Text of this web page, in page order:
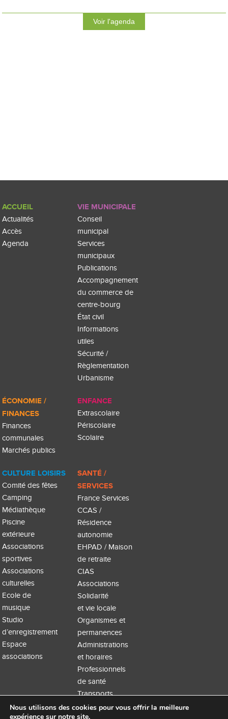
Voir l'agenda
ACCUEIL
Actualités
Accès
Agenda
VIE MUNICIPALE
Conseil
municipal
Services
municipaux
Publications
Accompagnement
du commerce de
centre-bourg
État civil
Informations
utiles
Sécurité /
Règlementation
Urbanisme
ÉCONOMIE /
FINANCES
Finances
communales
Marchés publics
ENFANCE
Extrascolaire
Périscolaire
Scolaire
CULTURE LOISIRS
Comité des fêtes
Camping
Médiathèque
Piscine
extérieure
Associations
sportives
Associations
culturelles
Ecole de
musique
Studio
d’enregistrement
Espace
associations
SANTÉ /
SERVICES
France Services
CCAS /
Résidence
autonomie
EHPAD / Maison
de retraite
CIAS
Associations
Solidarité
et vie locale
Organismes et
permanences
Administrations
et horaires
Professionnels
de santé
Transports
Nous utilisons des cookies pour vous offrir la meilleure
expérience sur notre site.